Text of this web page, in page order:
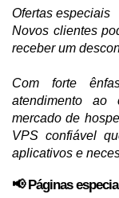
Ofertas especiais
Novos clientes
receber um
Com forte
atendimento
mercado de
VPS confiável
aplicativos e
📢 Páginas